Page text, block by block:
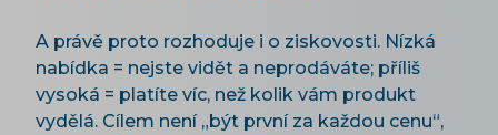
A právě proto rozhoduje i o ziskovosti. Nízká
nabídka = nejste vidět a neprodáváte; příliš
vysoká = platíte víc, než kolik vám produkt
vydělá. Cílem není „být první za každou cenu“,